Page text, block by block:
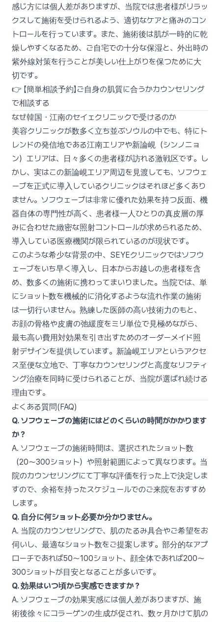
感じ方には個人差がありますが、当院では患者様がリラッ
クスして施術を受けられるよう、適切なケアと痛みのコン
トロールを行っています。また、施術後は肌が一時的に乾
燥しやすくなるため、ご自宅での十分な保湿と、外出時の
紫外線対策を行うことが美しい仕上がりを保つために大
切です。
👉 【簡単相談予約】ご自身の肌質に合うかカウンセリング
で相談する
なぜ韓国・江南のセイェクリニックで受けるのか
美容クリニックが数多く立ち並ぶソウルの中でも、特にト
レンドの発信地である江南エリアや新論峴（シンノニョ
ン）エリアは、日々多くの患者様が訪れる激戦区です。し
かし、実はこの新論峴エリア周辺を見渡しても、ソフウェ
ーブを正式に導入しているクリニックはそれほど多くあり
ません。ソフウェーブは非常に優れた効果を持つ反面、機
器自体の専門性が高く、患者様一人ひとりの真皮層の厚
みに合わせた緻密な照射コントロールが求められるため、
導入している医療機関が限られているのが現状です。
このような希少な背景の中、SEYEクリニックではソフウ
ェーブをいち早く導入し、日本からお越しの患者様を含
め、数多くの施術に携わってまいりました。当院では、単
にショット数を機械的に消化するような流れ作業の施術
は一切行いません。熟練した医師の高い技術力のもと、
お顔の骨格や皮膚の弛緩度をミリ単位で見極めながら、
最も高い費用対効果を引き出すためのオーダーメイド照
射デザインを提供しています。新論峴エリアというアクセ
ス至便な立地で、丁寧なカウンセリングと高度なリフティ
ング治療を同時に受けられることが、当院が選ばれ続ける
理由です。
よくある質問(FAQ)
Q. ソフウェーブの施術にはどのくらいの時間がかかります
か？
A. ソフウェーブの施術時間は、選択されたショット数
（20〜300ショット）や照射範囲によって異なります。当
院のカウンセリングにて丁寧な評価を行った上で決定しま
すので、余裕を持ったスケジュールでのご来院をおすすめ
します。
Q. 自分に何ショット必要か分かりません。
A. 当院のカウンセリングで、肌のたるみ具合やご希望をお
伺いし、最適なショット数をご提案します。部分的なアプ
ローチであれば50〜100ショット、顔全体であれば200〜
300ショットが目安となることが多いです。
Q. 効果はいつ頃から実感できますか？
A. ソフウェーブの効果実感には個人差がありますが、施
術後徐々にコラーゲンの生成が促され、数ヶ月かけて肌の